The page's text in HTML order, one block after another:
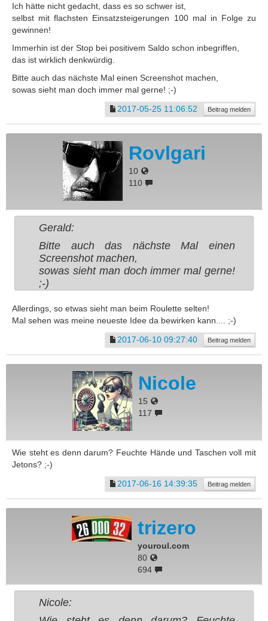
Ich hätte nicht gedacht, dass es so schwer ist,
selbst mit flachsten Einsatzsteigerungen 100 mal in Folge zu
gewinnen!
Immerhin ist der Stop bei positivem Saldo schon inbegriffen,
das ist wirklich denkwürdig.
Bitte auch das nächste Mal einen Screenshot machen,
sowas sieht man doch immer mal gerne! ;-)
2017-05-25 11:06:52
Beitrag melden
Rovlgari
10
110
Gerald:
Bitte auch das nächste Mal einen
Screenshot machen,
sowas sieht man doch immer mal gerne!
;-)
Allerdings, so etwas sieht man beim Roulette selten!
Mal sehen was meine neueste Idee da bewirken kann.... ;-)
2017-06-10 09:27:40
Beitrag melden
Nicole
15
117
Wie steht es denn darum? Feuchte Hände und Taschen voll mit
Jetons? ;-)
2017-06-16 14:39:35
Beitrag melden
trizero
youroul.com
80
694
Nicole: